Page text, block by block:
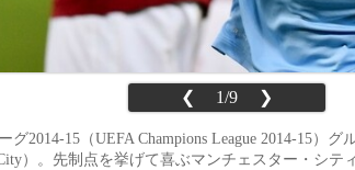
❮ 1/9 ❯
2014-15（UEFA Champions League 2014-15）
）。先制点を挙げて喜ぶマンチェスター・シテ